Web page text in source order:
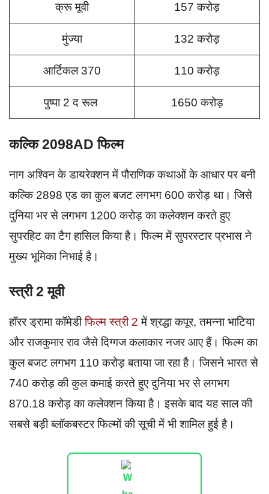
क्रू मूवी 157 करोड़
मुंज्या 132 करोड़
आर्टिकल 370 110 करोड़
पुष्पा 2 द रूल 1650 करोड़
कल्कि 2098AD फिल्म
नाग अश्विन के डायरेक्शन में पौराणिक कथाओं के आधार पर बनी
कल्कि 2898 एड का कुल बजट लगभग 600 करोड़ था। जिसे
दुनिया भर से लगभग 1200 करोड़ का कलेक्शन करते हुए
सुपरहिट का टैग हासिल किया है। फिल्म में सुपरस्टार प्रभास ने
मुख्य भूमिका निभाई है।
स्त्री 2 मूवी
हॉरर ड्रामा कॉमेडीफिल्म स्त्री 2 में श्रद्धा कपूर, तमन्ना भाटिया
और राजकुमार राव जैसे दिग्गज कलाकार नजर आए हैं। फिल्म का
कुल बजट लगभग 110 करोड़ बताया जा रहा है। जिसने भारत से
740 करोड़ की कुल कमाई करते हुए दुनिया भर से लगभग
870.18 करोड़ का कलेक्शन किया है। इसके बाद यह साल की
सबसे बड़ी ब्लॉकबस्टर फिल्मों की सूची में भी शामिल हुई है।